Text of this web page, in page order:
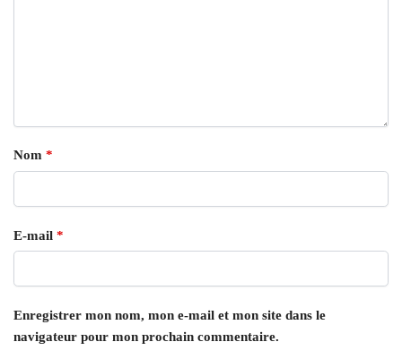
Nom *
E-mail *
Enregistrer mon nom, mon e-mail et mon site dans le
navigateur pour mon prochain commentaire.